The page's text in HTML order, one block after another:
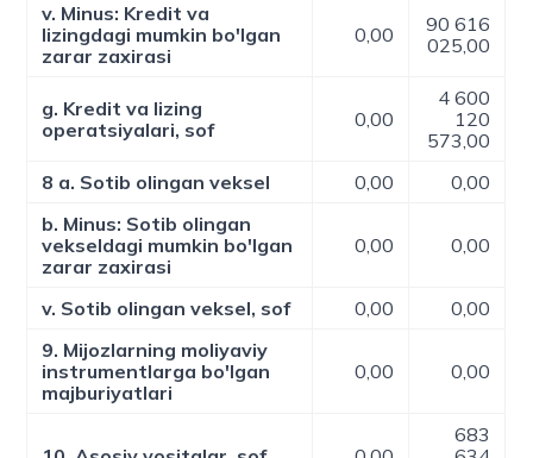
v. Minus: Kredit va
lizingdagi mumkin bo'lgan
zarar zaxirasi
0,00
90 616
025,00
g. Kredit va lizing
operatsiyalari, sof
0,00
4 600
120
573,00
8 a. Sotib olingan veksel
0,00
0,00
b. Minus: Sotib olingan
vekseldagi mumkin bo'lgan
zarar zaxirasi
0,00 0,00
v. Sotib olingan veksel, sof 0,00
0,00
9. Mijozlarning moliyaviy
instrumentlarga bo'lgan
majburiyatlari
0,00 0,00
683